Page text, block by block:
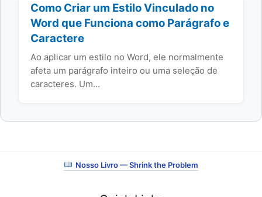
Como Criar um Estilo Vinculado no
Word que Funciona como Parágrafo e
Caractere
Ao aplicar um estilo no Word, ele normalmente
afeta um parágrafo inteiro ou uma seleção de
caracteres. Um…
Nosso Livro — Shrink the Problem